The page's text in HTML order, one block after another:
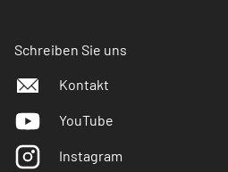
Schreiben Sie uns
Kontakt
YouTube
Instagram